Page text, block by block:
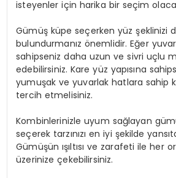
isteyenler için harika bir seçim
Gümüş küpe seçerken yüz şeklinizi
bulundurmanız önemlidir. Eğer
sahipseniz daha uzun ve sivri uçlu
edebilirsiniz. Kare yüz yapısına
yumuşak ve yuvarlak hatlara sahip
tercih etmelisiniz.
Kombinlerinizle uyum sağlayan
seçerek tarzınızı en iyi şekilde
Gümüşün ışıltısı ve zarafeti ile her
üzerinize çekebilirsiniz.